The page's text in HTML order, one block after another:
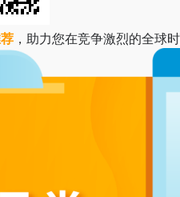
，助力您在竞争激烈的全球